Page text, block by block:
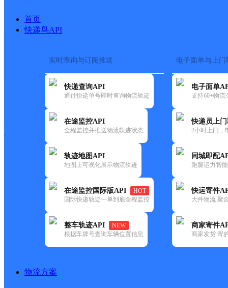
首页
快递鸟API
实时查询与订阅推送
快递查询API
通过快递单号即时查询物流轨迹
在途监控API
全程监控并推送物流轨迹状态
轨迹地图API
地图上可视化展示物流轨迹
在途监控国际版API
HOT
国际快递轨迹一单到底全程监控
整车轨迹API
NEW
根据车牌号查询车辆位置信息
电子面单与上门
电子面单
支持60+物流
快递员上
2小时上门，
同城即配
跑腿运力智
快运寄件
大件物流 聚
商家寄件
商家发货 寄
物流方案
快运大全 快递时效
顺丰
雅安市石棉县石棉县营业部
更新时间：2021-11-26 00:00:00
所属快递：顺丰速运
所属区域：四川省-雅安市-石棉县